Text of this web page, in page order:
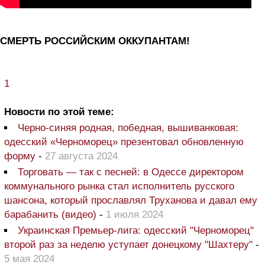
СМЕРТЬ РОССИЙСКИМ ОККУПАНТАМ!
1
Новости по этой теме:
Черно-синяя родная, победная, вышиванковая:
одесский «Черноморец» презентовал обновленную
форму - 27 августа 2024
Торговать — так с песней: в Одессе директором
коммунального рынка стал исполнитель русского
шансона, который прославлял Труханова и давал ему
барабанить (видео) - 1 июля 2024
Украинская Премьер-лига: одесский "Черноморец"
второй раз за неделю уступает донецкому "Шахтеру" -
5 мая 2024